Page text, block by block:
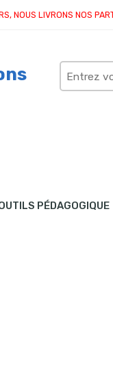
NOUS LIVRONS NOS
Search
here
PÉDAGOGIQUE